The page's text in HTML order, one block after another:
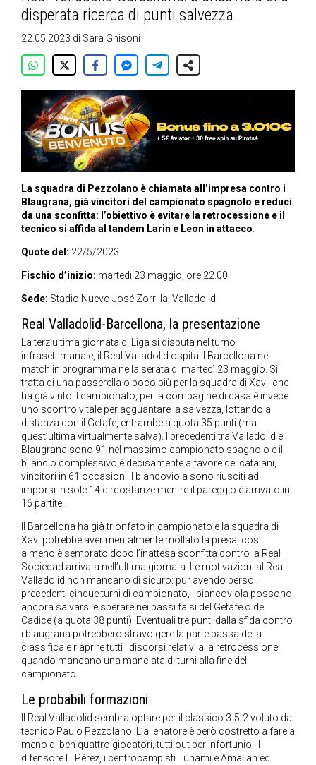
disperata ricerca di punti salvezza
22.05.2023 di Sara Ghisoni
La squadra di Pezzolano è chiamata all’impresa contro i
Blaugrana, già vincitori del campionato spagnolo e reduci
da una sconfitta: l’obiettivo è evitare la retrocessione e il
tecnico si affida al tandem Larin e Leon in attacco.
Quote del: 22/5/2023
Fischio d’inizio: martedì 23 maggio, ore 22.00
Sede: Stadio Nuevo José Zorrilla, Valladolid
Real Valladolid-Barcellona, la presentazione
La terz’ultima giornata di Liga si disputa nel turno
infrasettimanale, il Real Valladolid ospita il Barcellona nel
match in programma nella serata di martedì 23 maggio. Si
tratta di una passerella o poco più per la squadra di Xavi, che
ha già vinto il campionato, per la compagine di casa è invece
uno scontro vitale per agguantare la salvezza, lottando a
distanza con il Getafe, entrambe a quota 35 punti (ma
quest’ultima virtualmente salva). I precedenti tra Valladolid e
Blaugrana sono 91 nel massimo campionato spagnolo e il
bilancio complessivo è decisamente a favore dei catalani,
vincitori in 61 occasioni. I biancoviola sono riusciti ad
imporsi in sole 14 circostanze mentre il pareggio è arrivato in
16 partite.
Il Barcellona ha già trionfato in campionato e la squadra di
Xavi potrebbe aver mentalmente mollato la presa, così
almeno è sembrato dopo l’inattesa sconfitta contro la Real
Sociedad arrivata nell’ultima giornata. Le motivazioni al Real
Valladolid non mancano di sicuro: pur avendo perso i
precedenti cinque turni di campionato, i biancoviola possono
ancora salvarsi e sperare nei passi falsi del Getafe o del
Cadice (a quota 38 punti). Eventuali tre punti dalla sfida contro
i blaugrana potrebbero stravolgere la parte bassa della
classifica e riaprire tutti i discorsi relativi alla retrocessione
quando mancano una manciata di turni alla fine del
campionato.
Le probabili formazioni
Il Real Valladolid sembra optare per il classico 3-5-2 voluto dal
tecnico Paulo Pezzolano. L’allenatore è però costretto a fare a
meno di ben quattro giocatori, tutti out per infortunio: il
difensore L. Pérez, i centrocampisti Tuhami e Amallah ed